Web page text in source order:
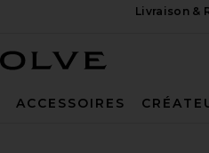
Livraison &
ACCESSOIRES